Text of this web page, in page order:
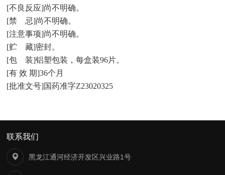
[不良反应]尚不明确。
[禁 忌]尚不明确。
[注意事项]尚不明确。
[贮 藏]密封。
[包 装]铝塑包装，每盒装96片。
[有 效 期]36个月
[批准文号]国药准字Z23020325
联系我们
黑龙江通河经济开发区兴业路1号